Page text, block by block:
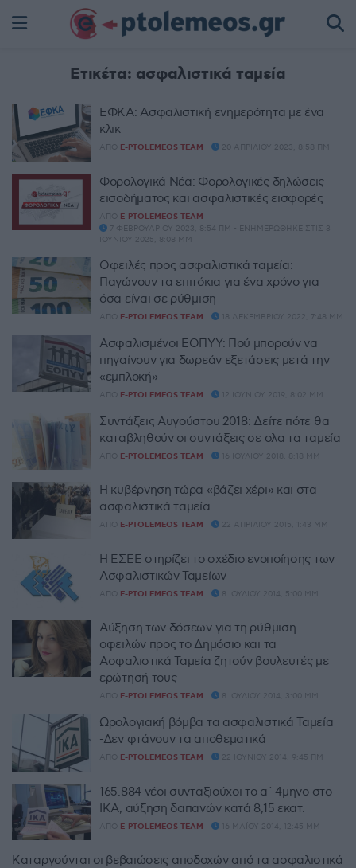
Ετικέτα: ασφαλιστικά ταμεία
ΕΦΚΑ: Ασφαλιστική ενημερότητα με ένα
κλικ
ΑΠΌ E-PTOLEMEOS TEAM 20 ΑΠΡΙΛΊΟΥ 2023, 8:58 ΠΜ
Φορολογικά Νέα: Φορολογικές δηλώσεις
εισοδήματος και ασφαλιστικές εισφορές
ΑΠΌ E-PTOLEMEOS TEAM
7 ΦΕΒΡΟΥΑΡΊΟΥ 2023, 8:54 ΠΜ - ΕΝΗΜΕΡΏΘΗΚΕ ΣΤΙΣ 3
ΙΟΥΝΊΟΥ 2025, 8:08 ΜΜ
Οφειλές προς ασφαλιστικά ταμεία:
Παγώνουν τα επιτόκια για ένα χρόνο για
όσα είναι σε ρύθμιση
ΑΠΌ E-PTOLEMEOS TEAM 18 ΔΕΚΕΜΒΡΊΟΥ 2022, 7:48 ΜΜ
Aσφαλισμένοι ΕΟΠΥΥ: Πού μπορούν να
πηγαίνουν για δωρεάν εξετάσεις μετά την
«εμπλοκή»
ΑΠΌ E-PTOLEMEOS TEAM 12 ΙΟΥΝΊΟΥ 2019, 8:02 ΜΜ
Συντάξεις Αυγούστου 2018: Δείτε πότε θα
καταβληθούν οι συντάξεις σε ολα τα ταμεία
ΑΠΌ E-PTOLEMEOS TEAM 16 ΙΟΥΛΊΟΥ 2018, 8:18 ΜΜ
Η κυβέρνηση τώρα «βάζει χέρι» και στα
ασφαλιστικά ταμεία
ΑΠΌ E-PTOLEMEOS TEAM 22 ΑΠΡΙΛΊΟΥ 2015, 1:43 ΜΜ
Η ΕΣΕΕ στηρίζει το σχέδιο ενοποίησης των
Ασφαλιστικών Ταμείων
ΑΠΌ E-PTOLEMEOS TEAM 8 ΙΟΥΛΊΟΥ 2014, 5:00 ΜΜ
Αύξηση των δόσεων για τη ρύθμιση
οφειλών προς το Δημόσιο και τα
Ασφαλιστικά Ταμεία ζητούν βουλευτές με
ερώτησή τους
ΑΠΌ E-PTOLEMEOS TEAM 8 ΙΟΥΛΊΟΥ 2014, 3:00 ΜΜ
Ωρολογιακή βόμβα τα ασφαλιστικά Ταμεία
-Δεν φτάνουν τα αποθεματικά
ΑΠΌ E-PTOLEMEOS TEAM 22 ΙΟΥΝΊΟΥ 2014, 9:45 ΠΜ
165.884 νέοι συνταξιούχοι το α΄ 4μηνο στο
ΙΚΑ, αύξηση δαπανών κατά 8,15 εκατ.
ΑΠΌ E-PTOLEMEOS TEAM 16 ΜΑΪ́ΟΥ 2014, 12:45 ΜΜ
Καταργούνται οι βεβαιώσεις αποδοχών από τα ασφαλιστικά